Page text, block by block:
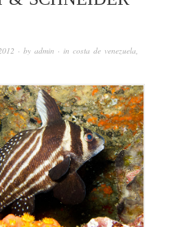
· by admin · in costa de venezuela